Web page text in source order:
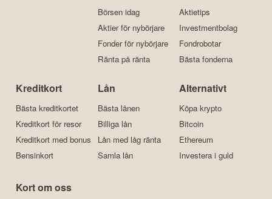
Börsen idag
Aktier för nybörjare
Fonder för nybörjare
Ränta på ränta
Aktietips
Investmentbolag
Fondrobotar
Bästa fonderna
Kreditkort
Bästa kreditkortet
Kreditkort för resor
Kreditkort med bonus
Bensinkort
Lån
Bästa lånen
Billiga lån
Lån med låg ränta
Samla lån
Alternativt
Köpa krypto
Bitcoin
Ethereum
Investera i guld
Kort om oss